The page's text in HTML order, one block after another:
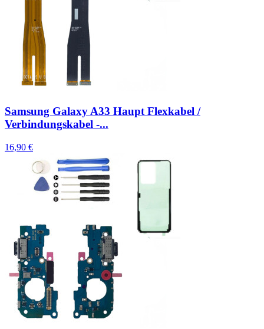
Samsung Galaxy A33 Haupt Flexkabel /
Verbindungskabel -...
16,90 €